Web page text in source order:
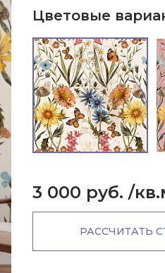
Цветовые
3 000 руб. /
РАССЧИТАТЬ